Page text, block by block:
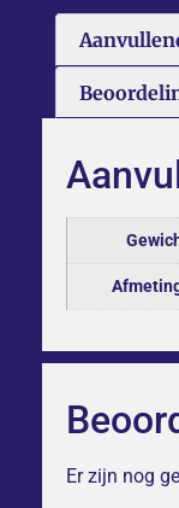
Er zijn nog